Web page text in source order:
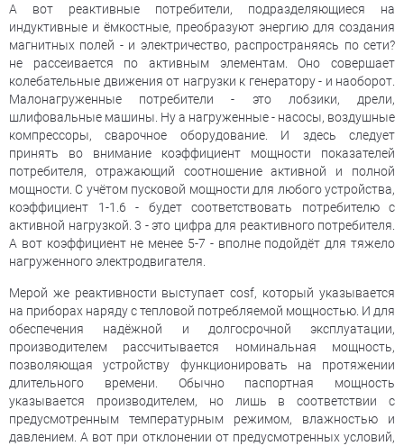
А вот реактивные потребители, подразделяющиеся на
индуктивные и ёмкостные, преобразуют энергию для создания
магнитных полей - и электричество, распространяясь по сети?
не рассеивается по активным элементам. Оно совершает
колебательные движения от нагрузки к генератору - и наоборот.
Малонагруженные потребители - это лобзики, дрели,
шлифовальные машины. Ну а нагруженные - насосы, воздушные
компрессоры, сварочное оборудование. И здесь следует
принять во внимание коэффициент мощности показателей
потребителя, отражающий соотношение активной и полной
мощности. С учётом пусковой мощности для любого устройства,
коэффициент 1-1.6 - будет соответствовать потребителю с
активной нагрузкой. 3 - это цифра для реактивного потребителя.
А вот коэффициент не менее 5-7 - вполне подойдёт для тяжело
нагруженного электродвигателя.
Мерой же реактивности выступает cosf, который указывается
на приборах наряду с тепловой потребляемой мощностью. И для
обеспечения надёжной и долгосрочной эксплуатации,
производителем рассчитывается номинальная мощность,
позволяющая устройству функционировать на протяжении
длительного времени. Обычно паспортная мощность
указывается производителем, но лишь в соответствии с
предусмотренным температурным режимом, влажностью и
давлением. А вот при отклонении от предусмотренных условий,